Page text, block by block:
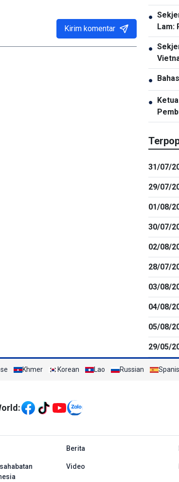
Kirim komentar
●
Lam:
●
●
●
31/07/
29/07/
01/08/
30/07/
02/08/
28/07/
03/08/
04/08/
05/08/
29/05/
Khmer Korean Lao Russian
hội
tiếng Indo
Berita
Video